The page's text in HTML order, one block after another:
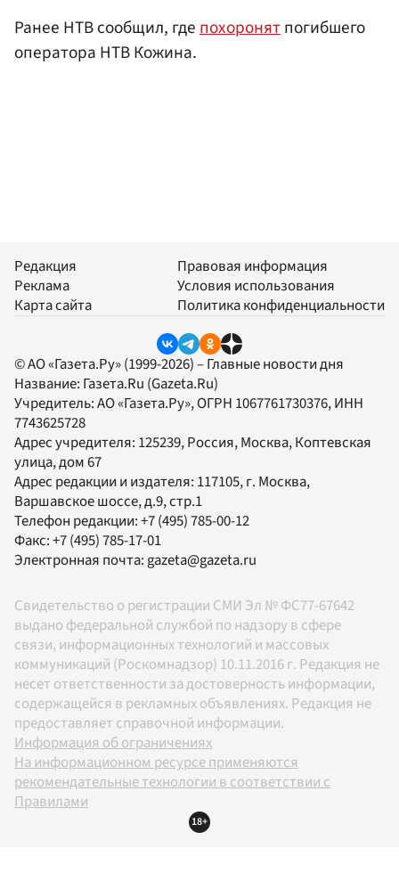
Ранее НТВ сообщил, гдепохоронятпогибшего
оператора НТВ Кожина.
Редакция
Реклама
Карта сайта
Правовая информация
Условия использования
Политика конфиденциальности
© АО «Газета.Ру» (1999-2026) – Главные новости дня
Название: Газета.Ru (Gazeta.Ru)
Учредитель:АО «Газета.Ру», ОГРН 1067761730376, ИНН
7743625728
Адрес учредителя: 125239, Россия, Москва, Коптевская
улица, дом 67
Адрес редакции и издателя: 117105, г. Москва,
Варшавское шоссе, д.9, стр.1
Телефон редакции:+7 (495) 785-00-12
Факс:+7 (495) 785-17-01
Электронная почта: gazeta@gazeta.ru
Свидетельство о регистрации СМИ Эл № ФС77-67642
выдано федеральной службой по надзору в сфере
связи, информационных технологий и массовых
коммуникаций (Роскомнадзор) 10.11.2016 г. Редакция не
несет ответственности за достоверность информации,
содержащейся в рекламных объявлениях. Редакция не
предоставляет справочной информации.
Информация об ограничениях
На информационном ресурсе применяются
рекомендательные технологии в соответствии с
Правилами
18+